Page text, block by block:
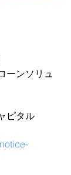
ーンソリュ
ピタル